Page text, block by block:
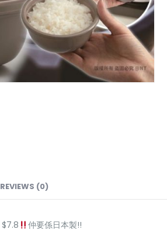
REVIEWS (0)
$7.8
仲要係日本製!!